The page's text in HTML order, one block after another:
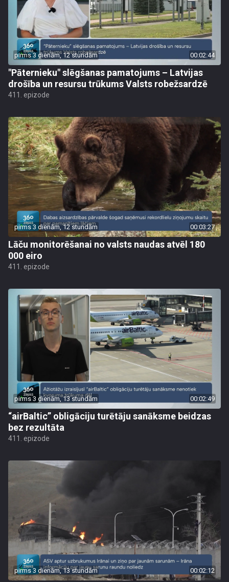
pirms 3 dienām, 12 stundām 00:02:44
"Pāternieku" slēgšanas pamatojums – Latvijas
drošība un resursu trūkums Valsts robežsardzē
411. epizode
pirms 3 dienām, 12 stundām 00:03:27
Lāču monitorēšanai no valsts naudas atvēl 180
000 eiro
411. epizode
pirms 3 dienām, 13 stundām 00:02:49
“airBaltic” obligāciju turētāju sanāksme beidzas
bez rezultāta
411. epizode
pirms 3 dienām, 13 stundām 00:02:12